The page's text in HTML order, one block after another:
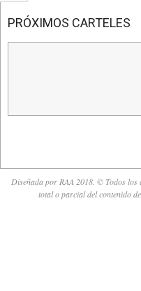
PRÓXIMOS CARTELES
Diseñada por RAA 2018. © Todos
total o parcial del contenido